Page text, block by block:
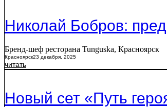
Николай Бобров:
Бренд-шеф ресторана Tunguska, Красноярск
Красноярск23 декабря, 2025
читать
Новый сет «Путь